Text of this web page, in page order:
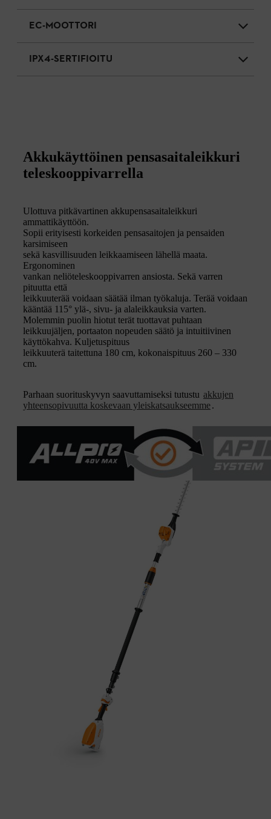
EC-MOOTTORI
IPX4-SERTIFIOITU
Akkukäyttöinen pensasaitaleikkuri
teleskooppivarrella
Ulottuva pitkävartinen akkupensasaitaleikkuri
ammattikäyttöön.
Sopii erityisesti korkeiden pensasaitojen ja pensaiden
karsimiseen
sekä kasvillisuuden leikkaamiseen lähellä maata.
Ergonominen
vankan neliöteleskooppivarren ansiosta. Sekä varren
pituutta että
leikkuuterää voidaan säätää ilman työkaluja. Terää voidaan
kääntää 115° ylä-, sivu- ja alaleikkauksia varten.
Molemmin puolin hiotut terät tuottavat puhtaan
leikkuujäljen, portaaton nopeuden säätö ja intuitiivinen
käyttökahva. Kuljetuspituus
leikkuuterä taitettuna 180 cm, kokonaispituus 260 – 330
cm.
Parhaan suorituskyvyn saavuttamiseksi tutustu akkujen
yhteensopivuutta koskevaan yleiskatsaukseemme.